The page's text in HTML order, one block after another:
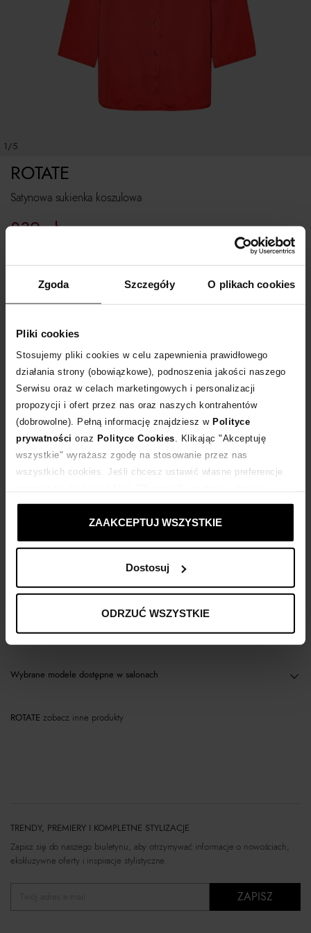
Zgoda Szczegóły O plikach cookies
Pliki cookies
Stosujemy pliki cookies w celu zapewnienia prawidłowego
działania strony (obowiązkowe), podnoszenia jakości naszego
Serwisu oraz w celach marketingowych i personalizacji
propozycji i ofert przez nas oraz naszych kontrahentów
(dobrowolne). Pełną informację znajdziesz w Polityce
prywatności oraz Polityce Cookies . Klikając "Akceptuję
wszystkie" wyrażasz zgodę na stosowanie przez nas
wszystkich cookies. Jeśli chcesz ustawić własne preferencje
ustawienia prywatności.
ZAAKCEPTUJ WSZYSTKIE
Dostosuj
ODRZUĆ WSZYSTKIE
1/5
Satynowa sukienka koszulowa
ROTATE
839zł
Tabela rozmiarów
DODAJ DO KOSZYKA
Dostawa od 0 zł
14 dni na zwrot towaru
+168 punktówzyskujesz w Klubie Korzyści Sprawdź
Kup teraz, Zapłać później!
Opis produktu
Materiał
Wybrane modele dostępne w salonach
ROTATE zobacz inne produkty
TRENDY, PREMIERY I KOMPLETNE STYLIZACJE
Zapisz się do naszego biuletynu, aby otrzymywać informacje o nowościach,
ekskluzywne oferty i inspiracje stylistyczne.
ZAPISZ